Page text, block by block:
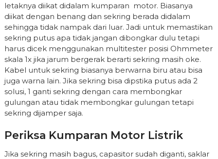
letaknya diikat didalam kumparan motor. Biasanya
diikat dengan benang dan sekring berada didalam
sehingga tidak nampak dari luar. Jadi untuk memastikan
sekring putus apa tidak jangan dibongkar dulu tetapi
harus dicek menggunakan multitester posisi Ohmmeter
skala 1x jika jarum bergerak berarti sekring masih oke.
Kabel untuk sekring biasanya berwarna biru atau bisa
juga warna lain. Jika sekring bisa dipstika putus ada 2
solusi, 1 ganti sekring dengan cara membongkar
gulungan atau tidak membongkar gulungan tetapi
sekring dijamper saja.
Periksa Kumparan Motor Listrik
Jika sekring masih bagus, capasitor sudah diganti, saklar